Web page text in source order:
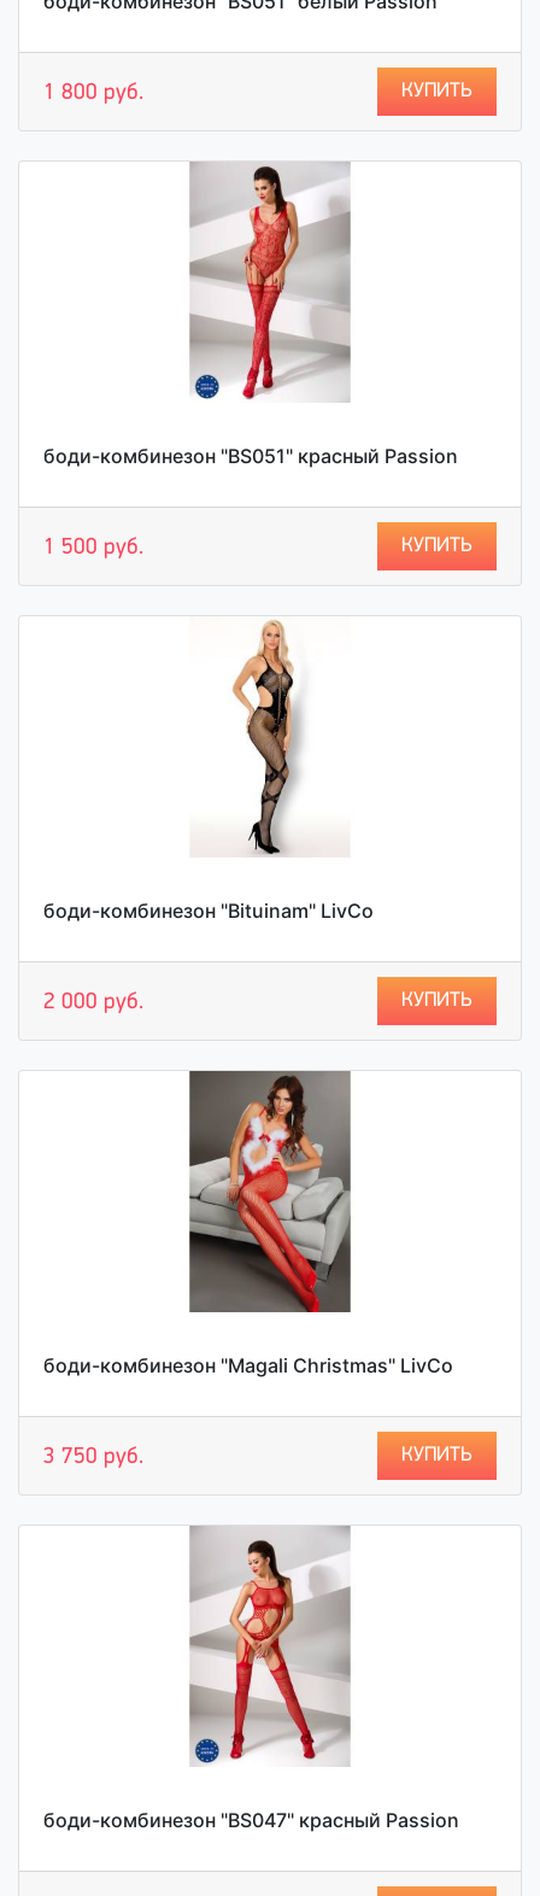
1 800 руб. КУПИТЬ
боди-комбинезон "BS051" красный Passion
1 500 руб. КУПИТЬ
боди-комбинезон "Bituinam" LivCo
2 000 руб. КУПИТЬ
боди-комбинезон "Magali Christmas" LivCo
3 750 руб. КУПИТЬ
боди-комбинезон "BS047" красный Passion